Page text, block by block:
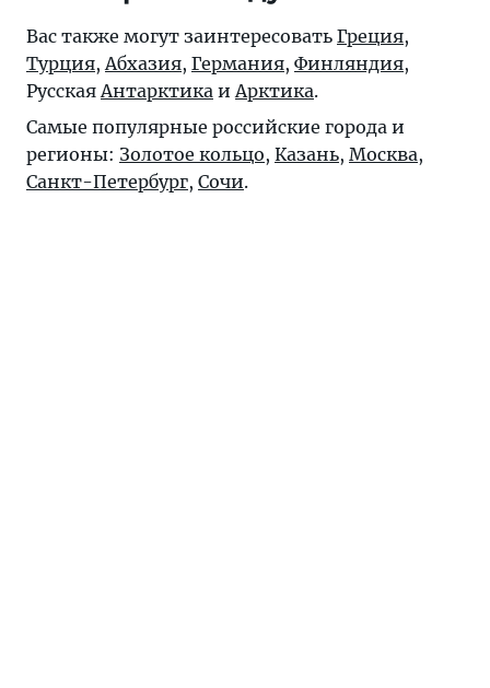
Вас также могут заинтересовать Греция,
Турция, Абхазия, Германия, Финляндия,
Русская Антарктика и Арктика.
Самые популярные российские города и
регионы: Золотое кольцо, Казань, Москва,
Санкт-Петербург, Сочи.